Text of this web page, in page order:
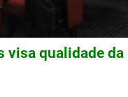
visa qualidade da